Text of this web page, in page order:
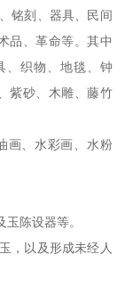
铭刻、器具、民间
品、革命等。其中
、织物、地毯、钟
紫砂、木雕、藤竹
画、水彩画、水粉
陈设器等。
，以及形成未经人